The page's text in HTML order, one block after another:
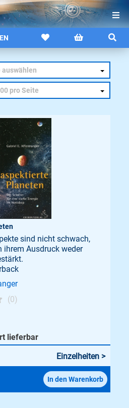
auswählen
pro Seite
sind nicht schwach,
ihrem Ausdruck weder
(0)
lieferbar
Einzelheiten >
In den Warenkorb